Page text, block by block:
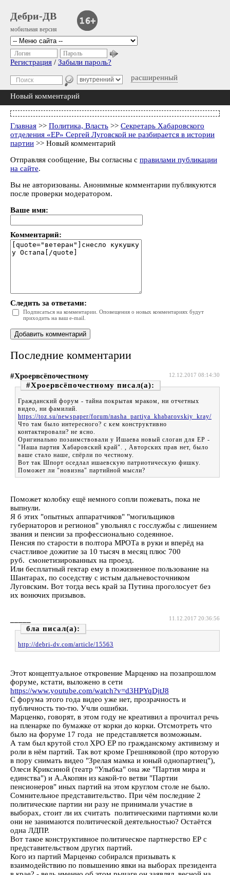
Дебри-ДВ
мобильная версия
расширенный
Логин Пароль
Регистрация / Забыли пароль?
Новый комментарий
Главная >> Политика, Власть >> Секретарь Хабаровского
отделения «ЕР» Сергей Луговской не разбирается в истории
партии >> Новый комментарий
Отправляя сообщение, Вы согласны с правилами публикации
на сайте.
Вы не авторизованы. Анонимные комментарии публикуются
после проверки модератором.
Ваше имя:
Комментарий:
Следить за ответами:
Подписаться на комментарии. Оповещения о новых комментариях будут
приходить на ваш e-mail.
Последние комментарии
12.12.2017 08:14:30
#Хроервсёпочестному
#Хроервсёпочестному
Гражданский форум - тайна покрытая мраком, ни отчетных
видео, ни фамилий.
https://toz.su/newspaper/forum/nasha_partiya_khabarovskiy_kray/
Что там было интересного? с кем конструктивно
контактировали? не ясно.
Оригинально позаимствовали у Ишаева новый слоган для ЕР -
"Наша партия Хабаровский край". , Авторских прав нет, было
ваше стало наше, спёрли по честному.
Вот так Шпорт оседлал ишаевскую патриотическую фишку.
Поможет ли "новизна" партийной мысли?
Поможет колобку ещё немного сопли пожевать, пока не
выпнули.
Я б этих "опытных аппаратчиков" "могильщиков
губернаторов и регионов" увольнял с госслужбы с лишением
звания и пенсии за профессионально содеянное.
Пенсия по старости в полтора МРОТа в руки и вперёд на
счастливое дожитие за 10 тысяч в месяц плюс 700
руб. смонетизированных на проезд.
Или бесплатный гектар ему в пожизненное пользование на
Шантарах, по соседству с истым дальневосточником
Луговским. Вот тогда весь край за Путина проголосует без
их вонючих призывов.
11.12.2017 20:36:56
бла
http://debri-dv.com/article/15563
Этот концептуальное откровение Марценко на позапрошлом
форуме, кстати, выложено в сети
https://www.youtube.com/watch?v=d3HPYqDjtJ8
С форума этого года видео уже нет, прозрачность и
публичность тю-тю. Учли ошибки.
Марценко, говорят, в этом году не креативил а прочитал речь
на пленарке по бумажке от корки до корки. Отсмотреть что
было на форуме 17 года не представляется возможным.
А там был крутой стол ХРО ЕР по гражданскому активизму и
роли в нём партий. Так вот кроме Грешняковой (про которую
в пору снимать видео "Зрелая мамка и юный однопартиец"),
Олеси Криксиной (театр "Улыбка" она же "Партия мира и
единства") и А.Акопян из какой-то ветви "Партии
пенсионеров" иных партий на этом круглом столе не было.
Сомнительное представительство. При чём последние 2
политические партии ни разу не принимали участие в
выборах, стоит ли их считать политическими партиями коли
они не занимаются политической деятельностью? Остаётся
одна ЛДПР.
Вот такое конструктивное политическое партнерство ЕР с
представительством других партий.
Кого из партий Марценко собирался призывать к
взаимодействию по повышению явки на выборах президента